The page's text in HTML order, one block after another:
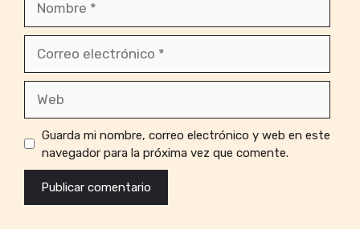
electrónico
Guarda mi nombre, correo electrónico y web en este
navegador para la próxima vez que comente.